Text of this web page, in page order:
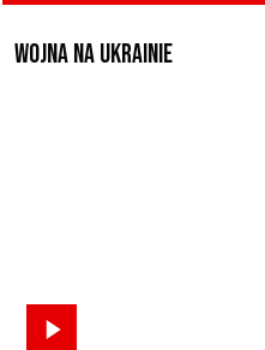
Wojna na Ukrainie